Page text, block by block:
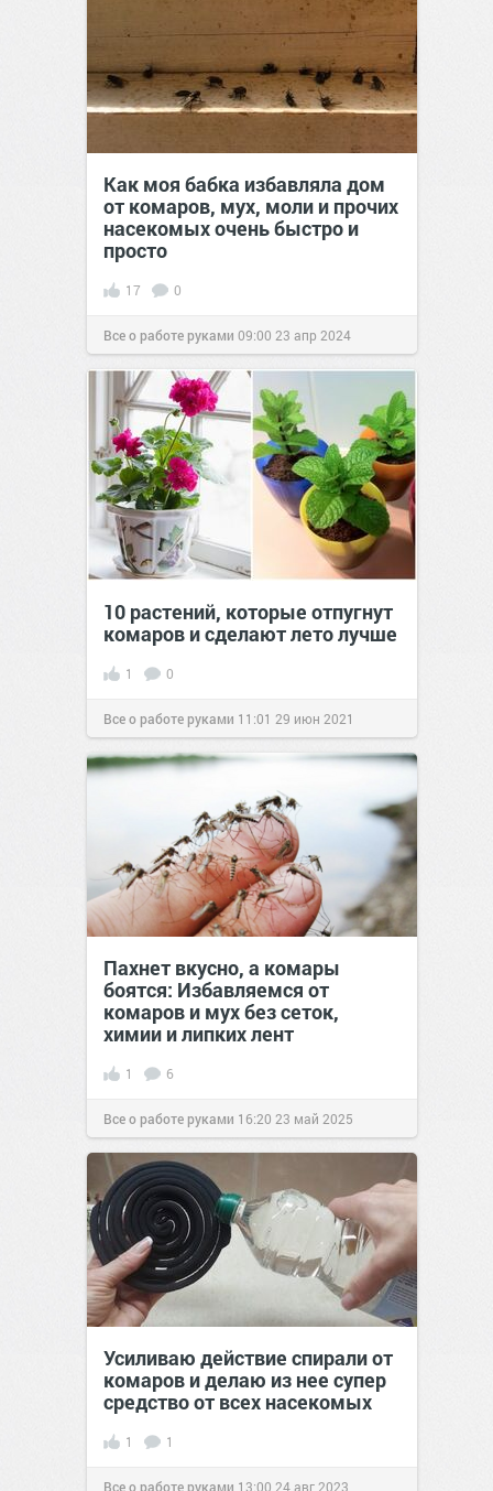
Как моя бабка избавляла дом
от комаров, мух, моли и прочих
насекомых очень быстро и
просто
17 0
Все о работе руками 09:00 23 апр 2024
10 растений, которые отпугнут
комаров и сделают лето лучше
1 0
Все о работе руками 11:01 29 июн 2021
Пахнет вкусно, а комары
боятся: Избавляемся от
комаров и мух без сеток,
химии и липких лент
1 6
Все о работе руками 16:20 23 май 2025
Усиливаю действие спирали от
комаров и делаю из нее супер
средство от всех насекомых
1 1
Все о работе руками 13:00 24 авг 2023